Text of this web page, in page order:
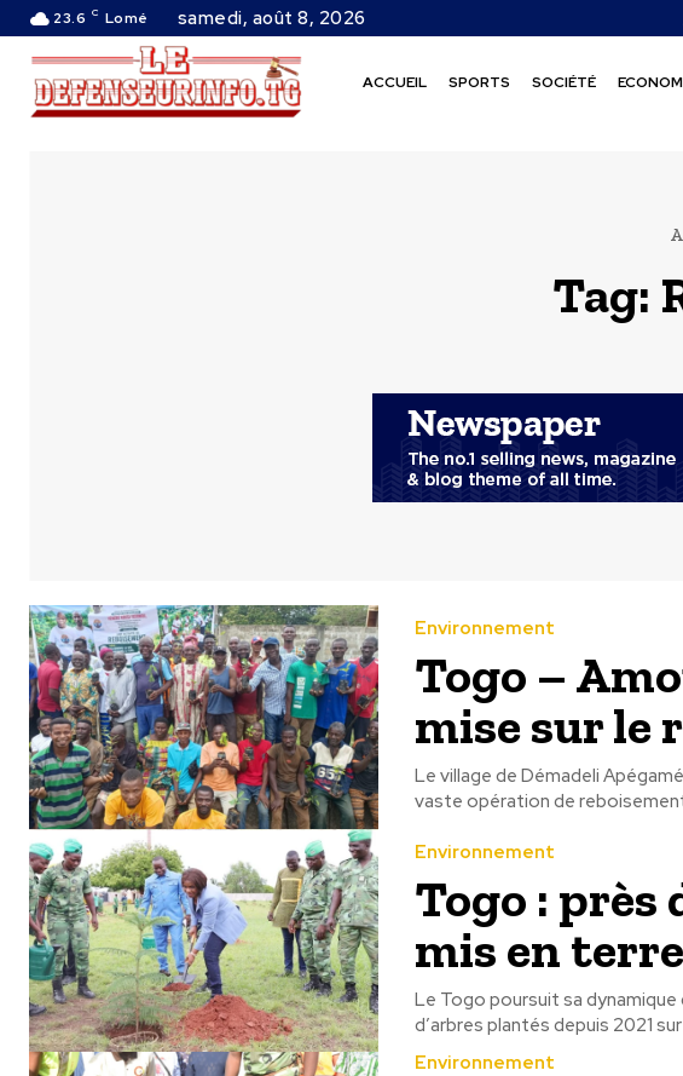
23.6 C Lomé samedi, août 8, 2026
ACCUEIL SPORTS SOCIÉTÉ
Tag:
Environnement
Togo –
mise sur le
Le village de Démadeli
vaste opération de
Environnement
Togo : près
mis en
Le Togo poursuit sa
d’arbres plantés depuis 2021
Environnement